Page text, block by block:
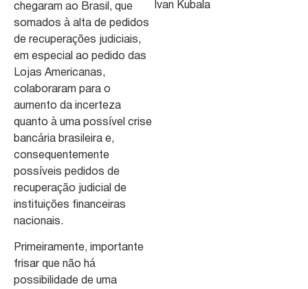
chegaram ao Brasil, que
somados à alta de pedidos
de recuperações judiciais,
em especial ao pedido das
Lojas Americanas,
colaboraram para o
aumento da incerteza
quanto à uma possível crise
bancária brasileira e,
consequentemente
possíveis pedidos de
recuperação judicial de
instituições financeiras
nacionais.
Primeiramente, importante
frisar que não há
possibilidade de uma
Ivan Kubala